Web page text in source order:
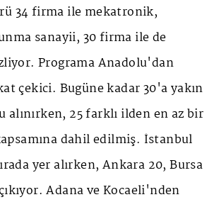
34 firma ile mekatronik,
sanayii, 30 firma ile de
Programa Anadolu'dan
çekici. Bugüne kadar 30'a yakın
alınırken, 25 farklı ilden en az bir
dahil edilmiş. İstanbul
yer alırken, Ankara 20, Bursa
Adana ve Kocaeli'nden